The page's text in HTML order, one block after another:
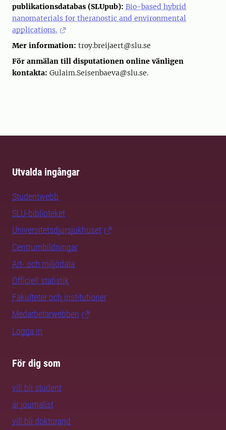
publikationsdatabas (SLUpub): Bio-based hybrid
nanomaterials for theranostic and environmental
applications.
Mer information: troy.breijaert@slu.se
För anmälan till disputationen online vänligen
kontakta: Gulaim.Seisenbaeva@slu.se.
Utvalda ingångar
Studentwebb
SLU-biblioteket
Universitetsdjursjukhuset
Centrumbildningar
Art- och miljödata
Officiell statistik
Fakulteter och institutioner
Medarbetarwebben
Logga in
För dig som
vill bli student
är journalist
vill bli doktorand